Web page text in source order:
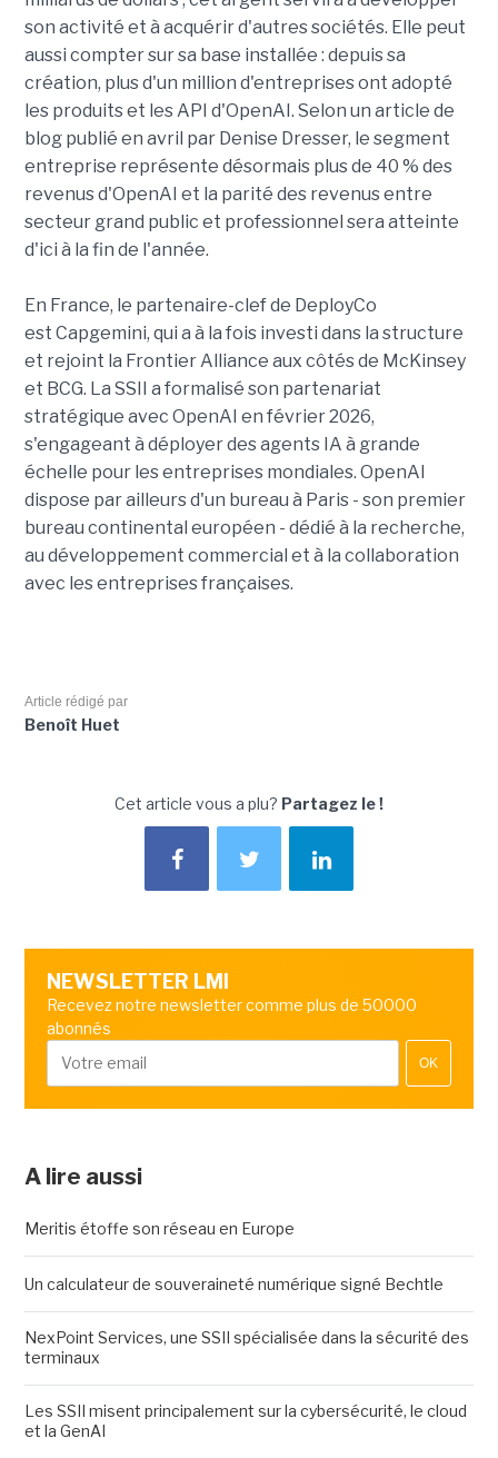
son activité et à acquérir d'autres sociétés. Elle peut
aussi compter sur sa base installée : depuis sa
création, plus d'un million d'entreprises ont adopté
les produits et les API d'OpenAI. Selon un article de
blog publié en avril par Denise Dresser, le segment
entreprise représente désormais plus de 40 % des
revenus d'OpenAI et la parité des revenus entre
secteur grand public et professionnel sera atteinte
d'ici à la fin de l'année.
En France, le partenaire-clef de DeployCo
est Capgemini, qui a à la fois investi dans la structure
et rejoint la Frontier Alliance aux côtés de McKinsey
et BCG. La SSII a formalisé son partenariat
stratégique avec OpenAI en février 2026,
s'engageant à déployer des agents IA à grande
échelle pour les entreprises mondiales. OpenAI
dispose par ailleurs d'un bureau à Paris - son premier
bureau continental européen - dédié à la recherche,
au développement commercial et à la collaboration
avec les entreprises françaises.
Article rédigé par
Benoît Huet
Cet article vous a plu? Partagez le !
NEWSLETTER LMI
Recevez notre newsletter comme plus de 50000
abonnés
OK
A lire aussi
Meritis étoffe son réseau en Europe
Un calculateur de souveraineté numérique signé Bechtle
NexPoint Services, une SSII spécialisée dans la sécurité des
terminaux
Les SSII misent principalement sur la cybersécurité, le cloud
et la GenAI